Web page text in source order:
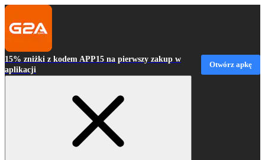
15% zniżki z kodem APP15 na pierwszy zakup w
aplikacji
Otwórz apkę